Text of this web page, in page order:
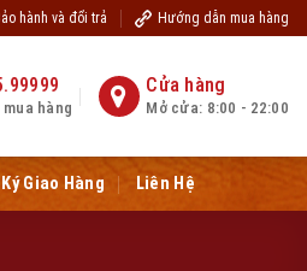
phúc, tài lộc www.dogobaoloc.vn
hành và đổi trả Hướng dẫn mua hàng
hàng
Cửa hàng
Mở cửa: 8:00 - 22:00
Giao Hàng Liên Hệ